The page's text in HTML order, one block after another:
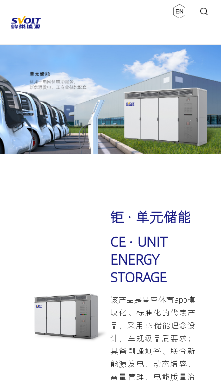
钜 · 单元储能
CE · UNIT
ENERGY
STORAGE
该产品是星空体育app模
块化、标准化的代表产
品，采用3S储能理念设
计，车规级品质要求；
具备削峰填谷、联合新
能源发电、动态增容、
需量管理、电能质量治